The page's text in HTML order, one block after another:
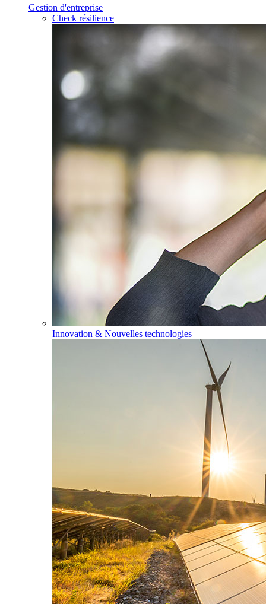
Gestion d'entreprise
Check résilience
Innovation & Nouvelles technologies